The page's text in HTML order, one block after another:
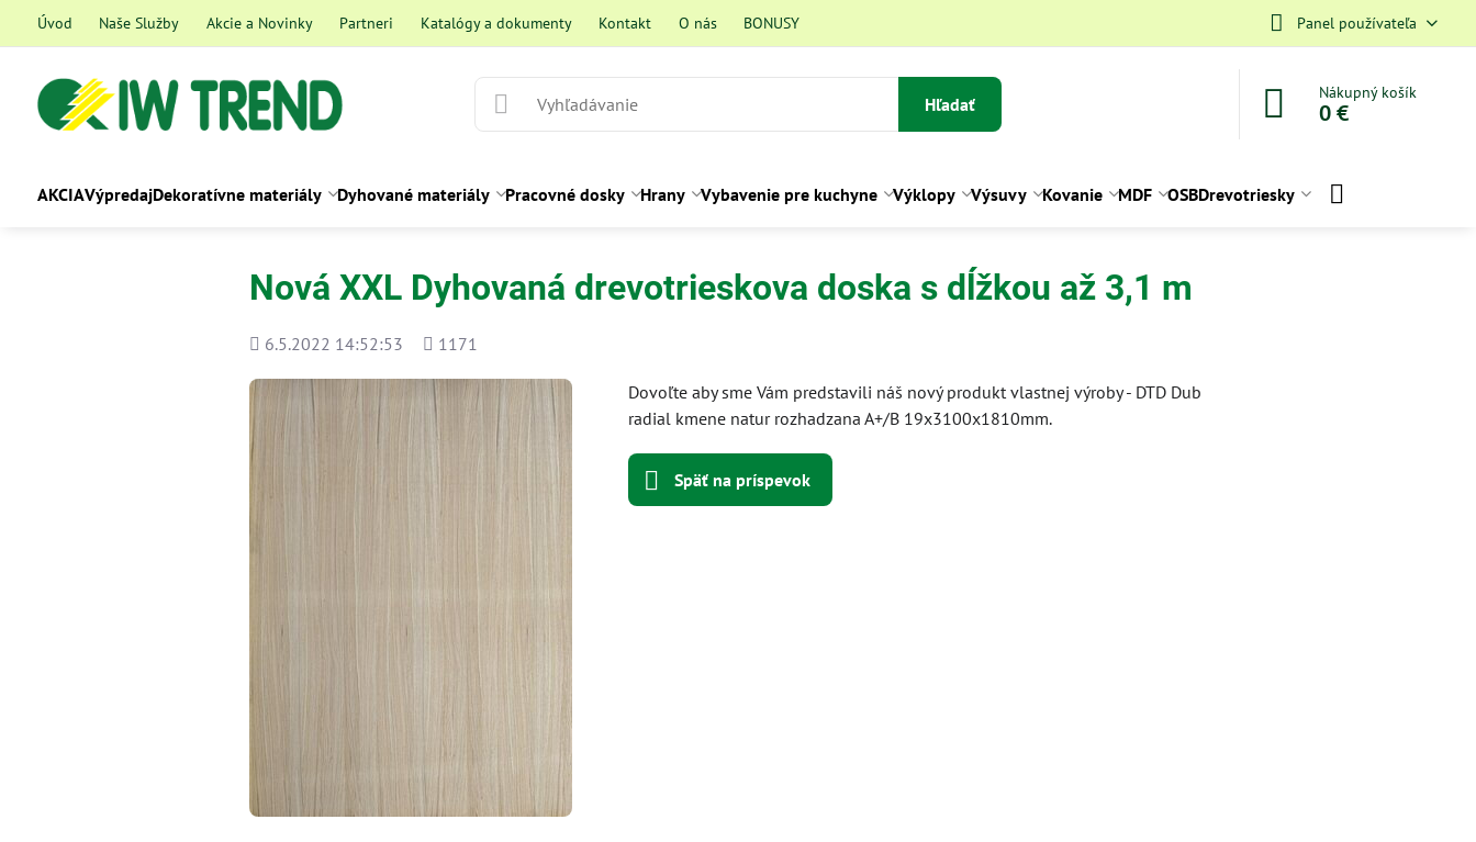
Úvod Naše Služby Akcie a Novinky Partneri Katalógy a dokumenty Kontakt O nás BONUSY Panel používateľa
Hľadať
Nákupný košík
0 €
AKCIAVýpredajDekoratívne materiály Dyhované materiály Pracovné dosky Hrany Vybavenie pre kuchyne Výklopy Výsuvy Kovanie MDF OSBDrevotriesky
Nová XXL Dyhovaná drevotrieskova doska s dĺžkou až 3,1 m
Pridané
6.5.2022 14:52:53
Počet
1171
Dovoľte aby sme Vám predstavili náš nový produkt vlastnej výroby - DTD Dub
radial kmene natur rozhadzana A+/B 19x3100x1810mm.
Späť na príspevok